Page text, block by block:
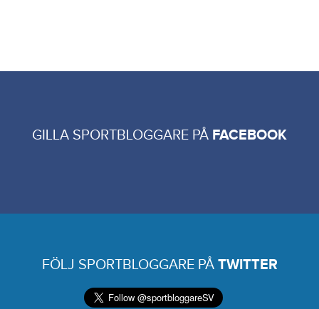
GILLA SPORTBLOGGARE PÅ FACEBOOK
FÖLJ SPORTBLOGGARE PÅ TWITTER